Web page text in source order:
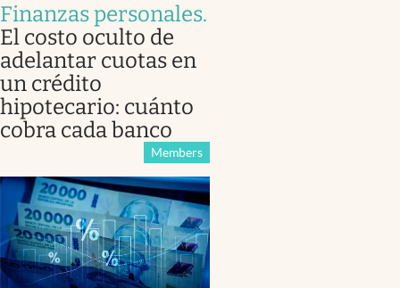
Finanzas personales.
El costo oculto de
adelantar cuotas en
un crédito
hipotecario: cuánto
cobra cada banco
Members